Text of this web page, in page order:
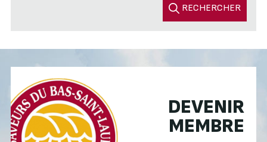
RECHERCHER
DEVENIR
MEMBRE